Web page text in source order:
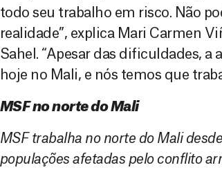
todo seu trabalho em risco. Não
realidade”, explica Mari Carmen
Sahel. “Apesar das dificuldades, a
hoje no Mali, e nós temos que
MSF no norte do Mali
MSF trabalha no norte do Mali
populações afetadas pelo conflito